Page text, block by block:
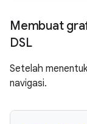
Membuat
DSL
Setelah
navigasi.